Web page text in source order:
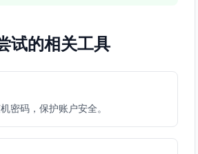
试的相关工具
密码，保护账户安全。